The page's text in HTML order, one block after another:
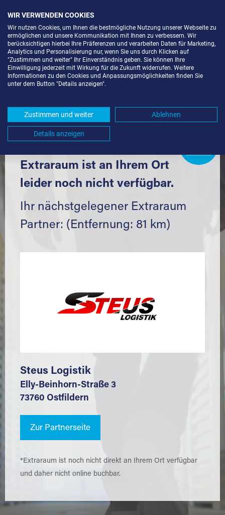
LAGERBOX IN DÖRZBACH (74677)
Komfortabel einlagern mit Extraraum
Extraraum ist an Ihrem Ort
leider noch nicht verfügbar.
Ihr nächstgelegener Extraraum
Partner: (Entfernung: 81 km)
Steus Logistik
Elly-Beinhorn-Straße 3
73760 Ostfildern
Zur Partnerseite
*Extraraum ist noch nicht direkt an Ihrem Ort verfügbar
und daher nicht online buchbar.
WIR VERWENDEN COOKIES
Wir nutzen Cookies, um Ihnen die bestmögliche Nutzung unserer Webseite zu
ermöglichen und unsere Kommunikation mit Ihnen zu verbessern. Wir
berücksichtigen hierbei Ihre Präferenzen und verarbeiten Daten für Marketing,
Analytics und Personalisierung nur, wenn Sie uns durch Klicken auf
"Zustimmen und weiter" Ihr Einverständnis geben. Sie können Ihre
Einwilligung jederzeit mit Wirkung für die Zukunft widerrufen. Weitere
Informationen zu den Cookies und Anpassungsmöglichkeiten finden Sie
unter dem Button "Details anzeigen".
Zustimmen und weiter Ablehnen
Details anzeigen